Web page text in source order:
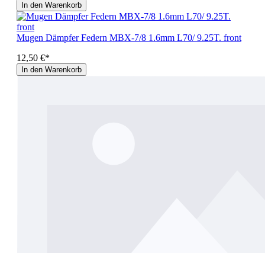
In den Warenkorb
Mugen Dämpfer Federn MBX-7/8 1.6mm L70/ 9.25T. front
12,50 €*
In den Warenkorb